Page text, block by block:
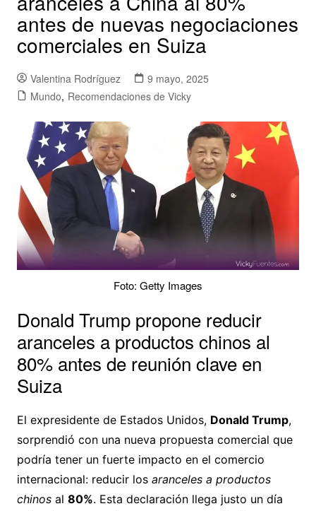
antes de nuevas negociaciones
comerciales en Suiza
Valentina Rodríguez
9 mayo, 2025
Mundo, Recomendaciones de Vicky
Foto: Getty Images
Donald Trump propone reducir
aranceles a productos chinos al
80% antes de reunión clave en
Suiza
El expresidente de Estados Unidos, Donald Trump,
sorprendió con una nueva propuesta comercial que
podría tener un fuerte impacto en el comercio
internacional: reducir los aranceles a productos
chinosal 80%. Esta declaración llega justo un día